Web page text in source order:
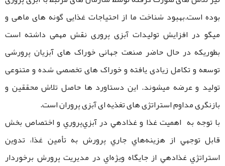
بوده است.بهبود شناخت ما از احتیاجات غذایی گونه های ماهی و
میگو در افزایش تولیدات آبزی پروری نقش مهمی داشته است
بطوریکه در حال حاضر صنعت جهانی خوراک های آبزیان پرورشی
توسعه و تکامل زیادی یافته و خوراک های تخصصی شده و متنوعی
تولید و عرضه میشوند. این دستاورد ها حاصل تلاش محققین و
بازنگری مداوم استراتژی های تغذیه ای آبزی پروران است.
با توجه به اهميت غذا و غذادهي در آبزي‌پروري و اختصاص بخش
قابل توجهي از هزينه‌هاي جاري پرورش به تأمين غذا، تدوين
استراتژي غذادهي از جايگاه ويژ‌ه‌اي در مديريت پرورش برخوردار